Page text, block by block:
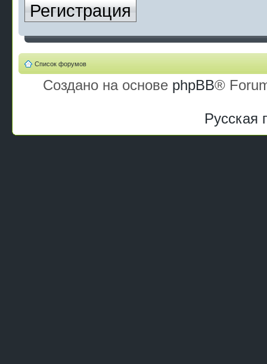
Регистрация
Список форумов
Создано на основе phpBB®
Русская